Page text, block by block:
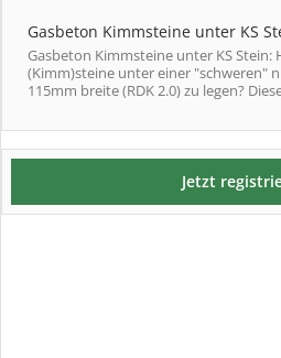
Gasbeton Kimmsteine unter KS
Gasbeton Kimmsteine unter KS Stein:
(Kimm)steine unter einer "schweren"
115mm breite (RDK 2.0) zu legen?
Jetzt